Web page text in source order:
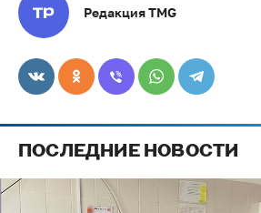
Редакция TMG
ПОСЛЕДНИЕ НОВОСТИ